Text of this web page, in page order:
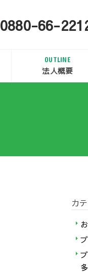
0880-66-
OUTLINE
法人概要
カ